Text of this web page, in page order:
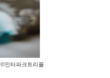
©인터파크트리플